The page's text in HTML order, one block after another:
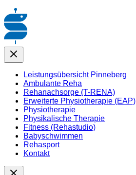
Leistungsübersicht Pinneberg
Ambulante Reha
Rehanachsorge (T-RENA)
Erweiterte Physiotherapie (EAP)
Physiotherapie
Physikalische Therapie
Fitness (Rehastudio)
Babyschwimmen
Rehasport
Kontakt